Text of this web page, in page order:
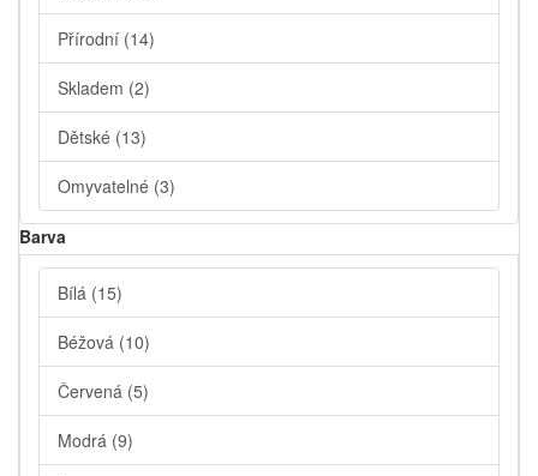
Přírodní (14)
Skladem (2)
Dětské (13)
Omyvatelné (3)
Barva
Bílá (15)
Béžová (10)
Červená (5)
Modrá (9)